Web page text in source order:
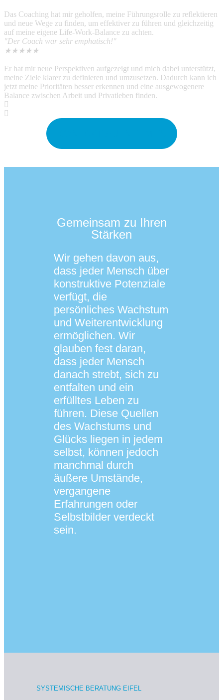
Das Coaching hat mir geholfen, meine Führungsrolle zu reflektieren
und neue Wege zu finden, um effektiver zu führen und gleichzeitig
auf meine eigene Life-Work-Balance zu achten.
"Der Coach war sehr emphatisch!"
★ ★ ★ ★ ★
Er hat mir neue Perspektiven aufgezeigt und mich dabei unterstützt,
meine Ziele klarer zu definieren und umzusetzen. Dadurch kann ich
jetzt meine Prioritäten besser erkennen und eine ausgewogenere
Balance zwischen Arbeit und Privatleben finden.
Gemeinsam zu Ihren
Stärken
Wir gehen davon aus,
dass jeder Mensch über
konstruktive Potenziale
verfügt, die
persönliches Wachstum
und Weiterentwicklung
ermöglichen. Wir
glauben fest daran,
dass jeder Mensch
danach strebt, sich zu
entfalten und ein
erfülltes Leben zu
führen. Diese Quellen
des Wachstums und
Glücks liegen in jedem
selbst, können jedoch
manchmal durch
äußere Umstände,
vergangene
Erfahrungen oder
Selbstbilder verdeckt
sein.
SYSTEMISCHE BERATUNG EIFEL